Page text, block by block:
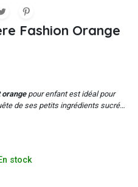
Fashion Orange
orangepour enfant est idéal pour
de ses petits ingrédients sucrés
stock